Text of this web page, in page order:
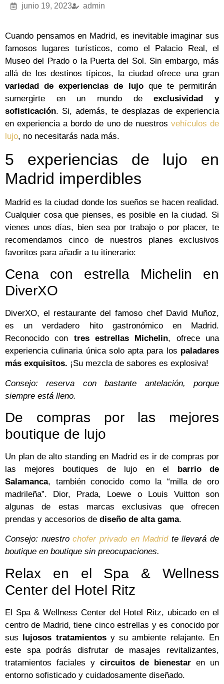
junio 19, 2023 admin
Cuando pensamos en Madrid, es inevitable imaginar sus
famosos lugares turísticos, como el Palacio Real, el
Museo del Prado o la Puerta del Sol. Sin embargo, más
allá de los destinos típicos, la ciudad ofrece una gran
variedad de experiencias de lujoque te permitirán
sumergirte en un mundo deexclusividad y
sofisticación. Si, además, te desplazas de experiencia
en experiencia a bordo de uno de nuestros vehículos de
lujo, no necesitarás nada más.
5 experiencias de lujo en
Madrid imperdibles
Madrid es la ciudad donde los sueños se hacen realidad.
Cualquier cosa que pienses, es posible en la ciudad. Si
vienes unos días, bien sea por trabajo o por placer, te
recomendamos cinco de nuestros planes exclusivos
favoritos para añadir a tu itinerario:
Cena con estrella Michelin en
DiverXO
DiverXO, el restaurante del famoso chef David Muñoz,
es un verdadero hito gastronómico en Madrid.
Reconocido con tres estrellas Michelin, ofrece una
experiencia culinaria única solo apta para los paladares
más exquisitos. ¡Su mezcla de sabores es explosiva!
Consejo: reserva con bastante antelación, porque
siempre está lleno.
De compras por las mejores
boutique de lujo
Un plan de alto standing en Madrid es ir de compras por
las mejores boutiques de lujo en el barrio de
Salamanca, también conocido como la “milla de oro
madrileña”. Dior, Prada, Loewe o Louis Vuitton son
algunas de estas marcas exclusivas que ofrecen
prendas y accesorios de diseño de alta gama.
Consejo: nuestrochofer privado en Madridte llevará de
boutique en boutique sin preocupaciones.
Relax en el Spa & Wellness
Center del Hotel Ritz
El Spa & Wellness Center del Hotel Ritz, ubicado en el
centro de Madrid, tiene cinco estrellas y es conocido por
sus lujosos tratamientos y su ambiente relajante. En
este spa podrás disfrutar de masajes revitalizantes,
tratamientos faciales y circuitos de bienestar en un
entorno sofisticado y cuidadosamente diseñado.